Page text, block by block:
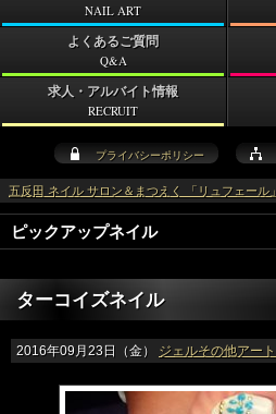
五反田 ネイル サロン＆まつえく 「リュフェール」
ピックアップネイル
ターコイズネイル
2016年09月23日（金） ジェルその他アート
プライバシーポリシー
NAIL ART
よくあるご質問
Q&A
求人・アルバイト情報
RECRUIT